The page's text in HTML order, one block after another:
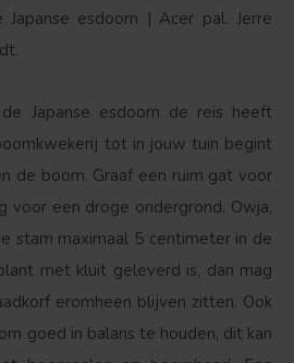
esdoorn | Acer pal. Jerre
Japanse esdoorn de reis heeft
tot in jouw tuin begint
de boom. Graaf een ruim gat voor
voor een droge ondergrond. Owja,
stam maximaal 5 centimeter in de
met kluit geleverd is, dan mag
eromheen blijven zitten. Ook
goed in balans te houden, dit kan